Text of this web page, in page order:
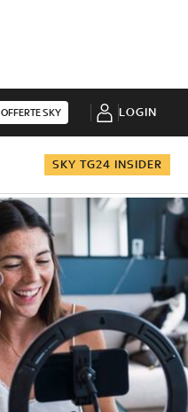
OFFERTE SKY LOGIN
SKY TG24 INSIDER